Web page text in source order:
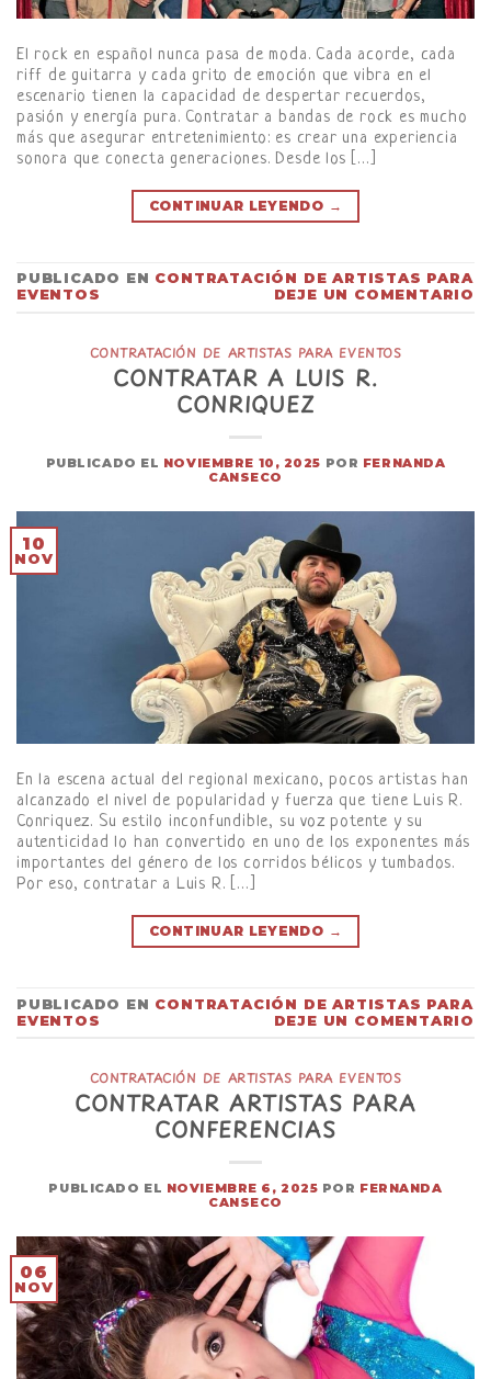
El rock en español nunca pasa de moda. Cada acorde, cada
riff de guitarra y cada grito de emoción que vibra en el
escenario tienen la capacidad de despertar recuerdos,
pasión y energía pura. Contratar a bandas de rock es mucho
más que asegurar entretenimiento: es crear una experiencia
sonora que conecta generaciones. Desde los […]
CONTINUAR LEYENDO →
PUBLICADO EN CONTRATACIÓN DE ARTISTAS PARA
EVENTOS
DEJE UN COMENTARIO
CONTRATACIÓN DE ARTISTAS PARA EVENTOS
CONTRATAR A LUIS R.
CONRIQUEZ
PUBLICADO EL NOVIEMBRE 10, 2025 POR FERNANDA
CANSECO
10
NOV
En la escena actual del regional mexicano, pocos artistas han
alcanzado el nivel de popularidad y fuerza que tiene Luis R.
Conriquez. Su estilo inconfundible, su voz potente y su
autenticidad lo han convertido en uno de los exponentes más
importantes del género de los corridos bélicos y tumbados.
Por eso, contratar a Luis R. […]
CONTINUAR LEYENDO →
PUBLICADO EN CONTRATACIÓN DE ARTISTAS PARA
EVENTOS
DEJE UN COMENTARIO
CONTRATACIÓN DE ARTISTAS PARA EVENTOS
CONTRATAR ARTISTAS PARA
CONFERENCIAS
PUBLICADO EL NOVIEMBRE 6, 2025 POR FERNANDA
CANSECO
06
NOV